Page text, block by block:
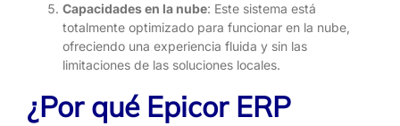
Capacidades en la nube: Este sistema está
totalmente optimizado para funcionar en la nube,
ofreciendo una experiencia fluida y sin las
limitaciones de las soluciones locales.
¿Por qué Epicor ERP